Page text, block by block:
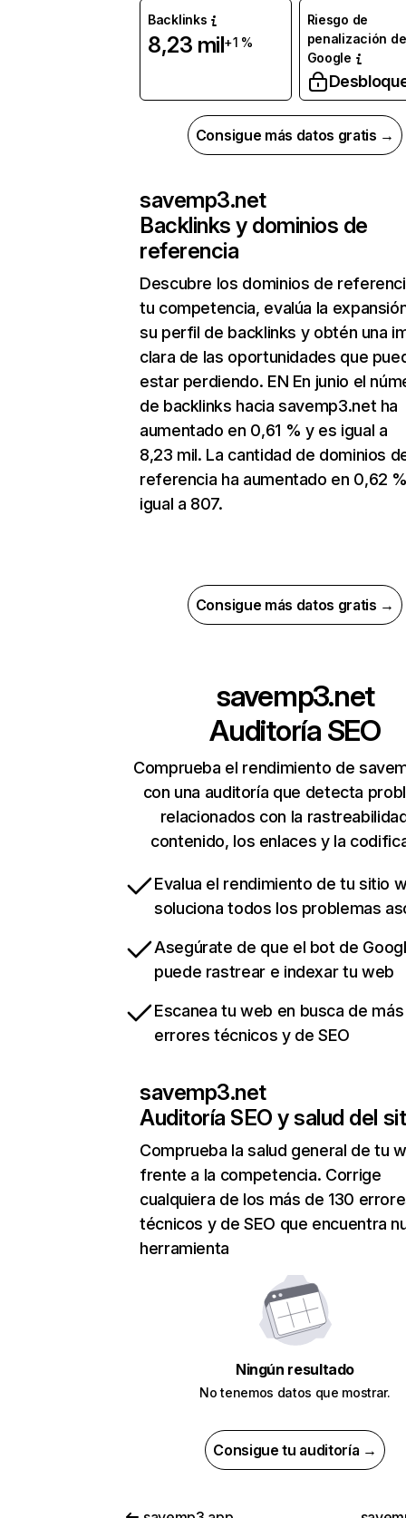
Backlinks
8,23 mil+1 %
Riesgo de
penalización de
Google
Consigue más datos gratis →
savemp3.net
Backlinks y dominios de
referencia
Descubre los dominios de
tu competencia, evalúa la
su perfil de backlinks y obtén una
clara de las oportunidades que
estar perdiendo. EN En junio el
de backlinks hacia savemp3.net ha
aumentado en 0,61 % y es igual a
8,23 mil. La cantidad de dominios
referencia ha aumentado en 0,62
igual a 807.
Consigue más datos gratis →
savemp3.net
Auditoría SEO
Comprueba el rendimiento de
con una auditoría que detecta
relacionados con la
contenido, los enlaces y la
Evalua el rendimiento de tu sitio
soluciona todos los problemas
Asegúrate de que el bot de
puede rastrear e indexar tu web
Escanea tu web en busca de
errores técnicos y de SEO
savemp3.net
Auditoría SEO y salud del
Comprueba la salud general de tu
frente a la competencia. Corrige
cualquiera de los más de 130
técnicos y de SEO que encuentra
herramienta
Ningún resultado
No tenemos datos que mostrar.
Consigue tu auditoría →